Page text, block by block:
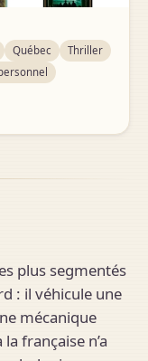
Québec
Thriller
plus segmentés
: il véhicule une
mécanique
française n’a